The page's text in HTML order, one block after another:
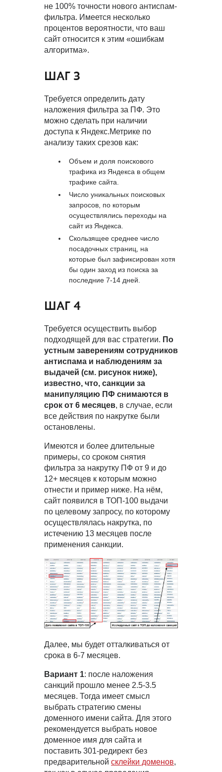
не 100% точности нового антиспам-
фильтра. Имеется несколько
процентов вероятности, что ваш
сайт относится к этим «ошибкам
алгоритма».
ШАГ 3
Требуется определить дату
наложения фильтра за ПФ. Это
можно сделать при наличии
доступа к Яндекс.Метрике по
анализу таких срезов как:
Объем и доля поискового
трафика из Яндекса в общем
трафике сайта.
Число уникальных поисковых
запросов, по которым
осуществлялись переходы на
сайт из Яндекса.
Скользящее среднее число
посадочных страниц, на
которые был зафиксирован хотя
бы один заход из поиска за
последние 7-14 дней.
ШАГ 4
Требуется осуществить выбор
подходящей для вас стратегии. По
устным заверениям сотрудников
антиспама и наблюдениям за
выдачей (см. рисунок ниже),
известно, что, санкции за
манипуляцию ПФ снимаются в
срок от 6 месяцев, в случае, если
все действия по накрутке были
остановлены.
Имеются и более длительные
примеры, со сроком снятия
фильтра за накрутку ПФ от 9 и до
12+ месяцев к которым можно
отнести и пример ниже. На нём,
сайт появился в ТОП-100 выдачи
по целевому запросу, по которому
осуществлялась накрутка, по
истечению 13 месяцев после
применения санкции.
Далее, мы будет отталкиваться от
срока в 6-7 месяцев.
Вариант 1: после наложения
санкций прошло менее 2.5-3.5
месяцев. Тогда имеет смысл
выбрать стратегию смены
доменного имени сайта. Для этого
рекомендуется выбрать новое
доменное имя для сайта и
поставить 301-редирект без
предварительной склейки доменов,